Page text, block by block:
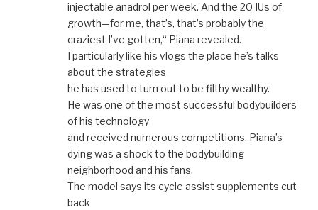
injectable anadrol per week. And the 20 IUs of
growth—for me, that’s, that’s probably the
craziest I’ve gotten,“ Piana revealed.
I particularly like his vlogs the place he’s talks
about the strategies
he has used to turn out to be filthy wealthy.
He was one of the most successful bodybuilders
of his technology
and received numerous competitions. Piana’s
dying was a shock to the bodybuilding
neighborhood and his fans.
The model says its cycle assist supplements cut
back